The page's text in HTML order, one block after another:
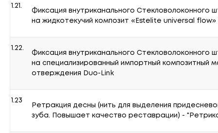
1.21.
Фиксация внутриканального Стекловолоконного
на жидкотекучий композит «Estelite universal flow»
1.22.
Фиксация внутриканального Стекловолоконного
на специализированный импортный композитный
отверждения Duo-Link
1.23
Ретракция десны (нить для выделения
зуба. Повышает качество реставрации) -